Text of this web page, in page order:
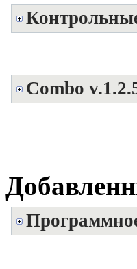
Combo